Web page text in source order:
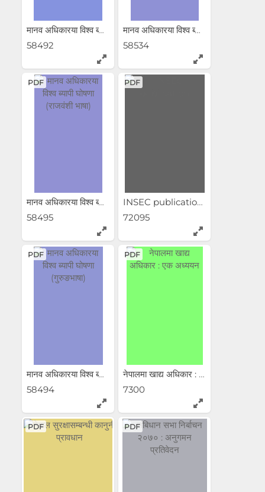
मानव अधिकारया विश्व ब्यापी...
58492
मानव अधिकारया विश्व ब्यापी...
58534
PDF
मानव अधिकारया विश्व ब्यापी...
58495
PDF
INSEC publication
72095
PDF
मानव अधिकारया विश्व ब्यापी...
58494
PDF
नेपालमा खाद्य अधिकार : एक...
7300
PDF PDF